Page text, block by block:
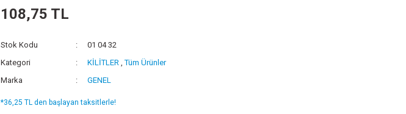
108,75 TL
Stok Kodu
01 04 32
Kategori
KİLİTLER ,Tüm Ürünler
Marka
GENEL
*36,25 TL den başlayan taksitlerle!